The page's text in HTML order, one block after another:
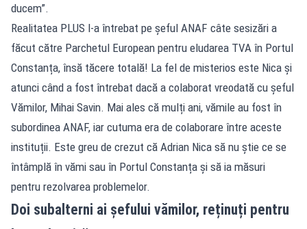
ducem”.
Realitatea PLUS l-a întrebat pe șeful ANAF câte sesizări a
făcut către Parchetul European pentru eludarea TVA în Portul
Constanța, însă tăcere totală! La fel de misterios este Nica și
atunci când a fost întrebat dacă a colaborat vreodată cu șeful
Vămilor, Mihai Savin. Mai ales că mulți ani, vămile au fost în
subordinea ANAF, iar cutuma era de colaborare între aceste
instituții. Este greu de crezut că Adrian Nica să nu știe ce se
întâmplă în vămi sau în Portul Constanța și să ia măsuri
pentru rezolvarea problemelor.
Doi subalterni ai șefului vămilor, reținuți pentru